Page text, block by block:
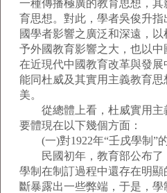
一種傳播極廣的教育思想，
育思想。對此，學者吳俊升
國學者影響之廣泛和深遠，
予外國教育影響之大，也以
在近現代中國教育改革與發
能同杜威及其實用主義教育
美。
從總體上看，杜威實用主
要體現在以下幾個方面：
(一)對1922年“壬戌學制”
民國初年，教育部公布了
學制在制訂過程中還存在明
斷暴露出一些弊端，于是，